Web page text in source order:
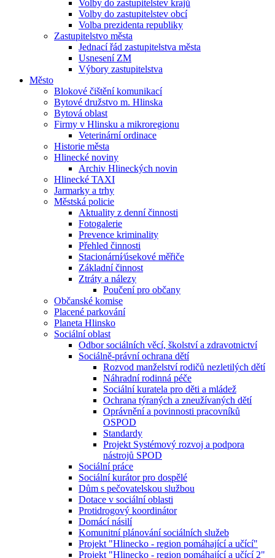
Volby do zastupitelstev krajů
Volby do zastupitelstev obcí
Volba prezidenta republiky
Zastupitelstvo města
Jednací řád zastupitelstva města
Usnesení ZM
Výbory zastupitelstva
Město
Blokové čištění komunikací
Bytové družstvo m. Hlinska
Bytová oblast
Firmy v Hlinsku a mikroregionu
Veterinární ordinace
Historie města
Hlinecké noviny
Archiv Hlineckých novin
Hlinecké TAXI
Jarmarky a trhy
Městská policie
Aktuality z denní činnosti
Fotogalerie
Prevence kriminality
Přehled činnosti
Stacionární⁄úsekové měřiče
Základní činnost
Ztráty a nálezy
Poučení pro občany
Občanské komise
Placené parkování
Planeta Hlinsko
Sociální oblast
Odbor sociálních věcí, školství a zdravotnictví
Sociálně-právní ochrana dětí
Rozvod manželství rodičů nezletilých dětí
Náhradní rodinná péče
Sociální kuratela pro děti a mládež
Ochrana týraných a zneužívaných dětí
Oprávnění a povinnosti pracovníků
OSPOD
Standardy
Projekt Systémový rozvoj a podpora
nástrojů SPOD
Sociální práce
Sociální kurátor pro dospělé
Dům s pečovatelskou službou
Dotace v sociální oblasti
Protidrogový koordinátor
Domácí násilí
Komunitní plánování sociálních služeb
Projekt "Hlinecko - region pomáhající a učící"
Projekt "Hlinecko - region pomáhající a učící 2"